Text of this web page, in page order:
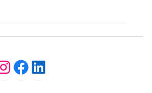
https://
https://www.linkedin.com/company/du-c%C3%B4t%C3%A9-des-femmes-31/about/